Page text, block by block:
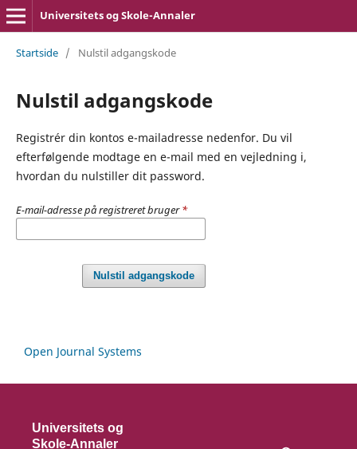
Universitets og Skole-Annaler
Startside / Nulstil adgangskode
Nulstil adgangskode
Registrér din kontos e-mailadresse nedenfor. Du vil
efterfølgende modtage en e-mail med en vejledning i,
hvordan du nulstiller dit password.
E-mail-adresse på registreret bruger*
Nulstil adgangskode
Open Journal Systems
Universitets og
Skole-Annaler